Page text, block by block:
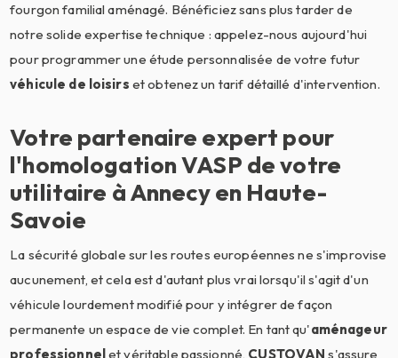
fourgon familial aménagé. Bénéficiez sans plus tarder de
notre solide expertise technique : appelez-nous aujourd'hui
pour programmer une étude personnalisée de votre futur
véhicule de loisirs et obtenez un tarif détaillé d'intervention.
Votre partenaire expert pour
l'homologation VASP de votre
utilitaire à Annecy en Haute-
Savoie
La sécurité globale sur les routes européennes ne s'improvise
aucunement, et cela est d'autant plus vrai lorsqu'il s'agit d'un
véhicule lourdement modifié pour y intégrer de façon
permanente un espace de vie complet. En tant qu'aménageur
professionnelet véritable passionné, CUSTOVAN s'assure